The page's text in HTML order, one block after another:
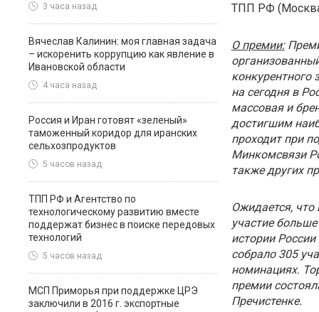
3 часа назад
Вячеслав Калинин: моя главная задача
– искоренить коррупцию как явление в
Ивановской области
4 часа назад
Россия и Иран готовят «зеленый»
таможенный коридор для иранских
сельхозпродуктов
5 часов назад
ТПП РФ и Агентство по
технологическому развитию вместе
поддержат бизнес в поиске передовых
технологий
5 часов назад
МСП Приморья при поддержке ЦРЭ
заключили в 2016 г. экспортные
ТПП РФ
О премии:
конкурентного
на сегодня в
массовая и
достигшим
проходит при
Минкомсвязи
также других
Ожидается,
участие
истории
собрало 305
номинациях.
премии
Пречистенке.